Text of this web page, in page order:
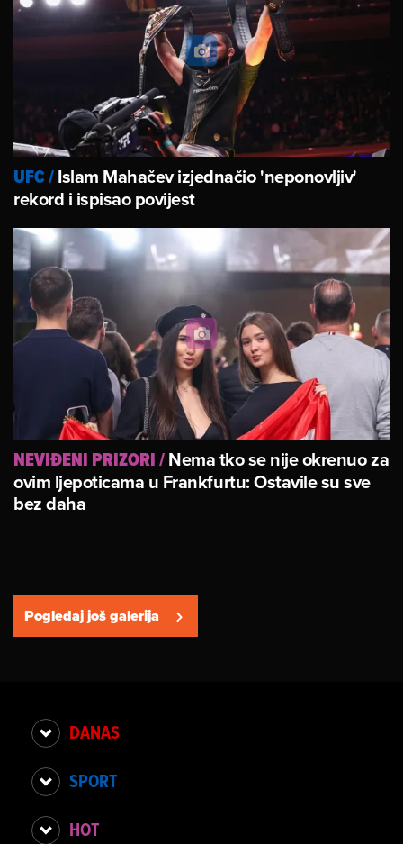
UFC/Islam Mahačev izjednačio 'neponovljiv'
rekord i ispisao povijest
NEVIĐENI PRIZORI/Nema tko se nije okrenuo za
ovim ljepoticama u Frankfurtu: Ostavile su sve
bez daha
Pogledaj još galerija
DANAS
SPORT
HOT